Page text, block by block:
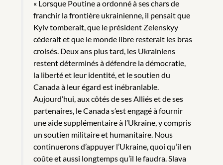
« Lorsque Poutine a ordonné à ses chars de
franchir la frontière ukrainienne, il pensait que
Kyiv tomberait, que le président Zelenskyy
céderait et que le monde libre resterait les bras
croisés. Deux ans plus tard, les Ukrainiens
restent déterminés à défendre la démocratie,
la liberté et leur identité, et le soutien du
Canada à leur égard est inébranlable.
Aujourd’hui, aux côtés de ses Alliés et de ses
partenaires, le Canada s’est engagé à fournir
une aide supplémentaire à l’Ukraine, y compris
un soutien militaire et humanitaire. Nous
continuerons d’appuyer l’Ukraine, quoi qu’il en
coûte et aussi longtemps qu’il le faudra. Slava